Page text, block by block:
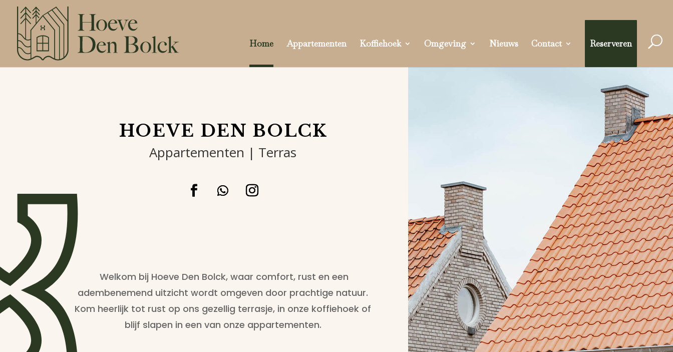
Home Appartementen Koffiehoek Omgeving Nieuws Contact Reserveren
HOEVE DEN BOLCK
Appartementen | Terras
Welkom bij Hoeve Den Bolck, waar comfort, rust en een
adembenemend uitzicht wordt omgeven door prachtige natuur.
Kom heerlijk tot rust op ons gezellig terrasje, in onze koffiehoek of
blijf slapen in een van onze appartementen.